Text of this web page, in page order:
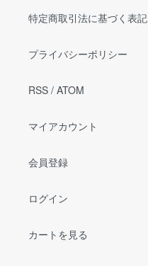
特定商取引法に基づく表記
プライバシーポリシー
RSS / ATOM
マイアカウント
会員登録
ログイン
カートを見る